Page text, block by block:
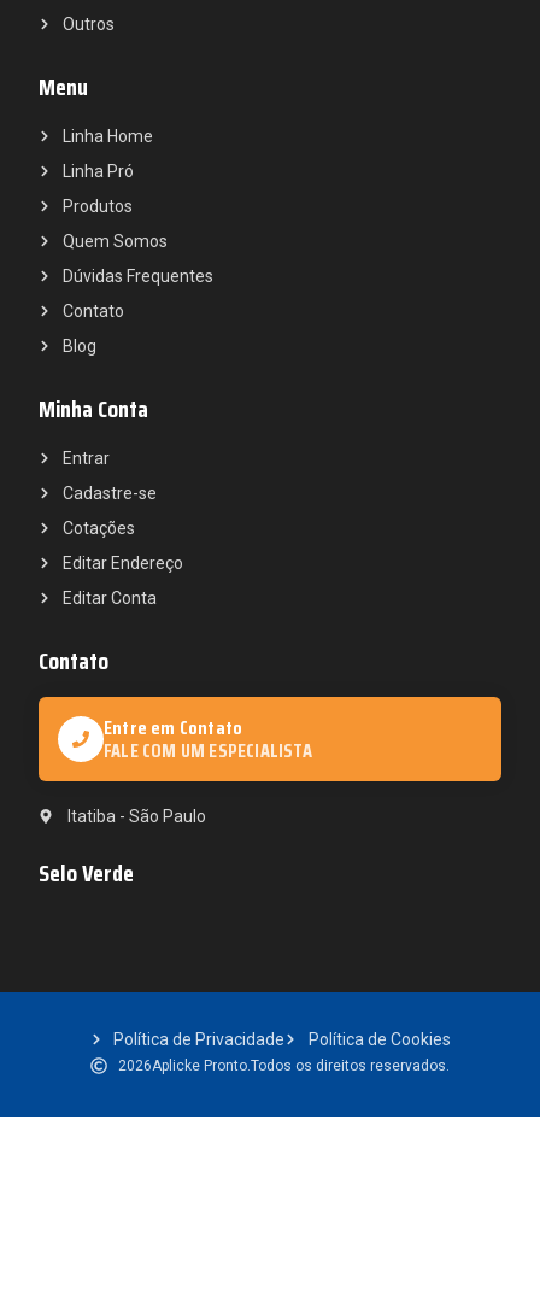
Outros
Menu
Linha Home
Linha Pró
Produtos
Quem Somos
Dúvidas Frequentes
Contato
Blog
Minha Conta
Entrar
Cadastre-se
Cotações
Editar Endereço
Editar Conta
Contato
Entre em Contato
FALE COM UM ESPECIALISTA
Itatiba - São Paulo
Selo Verde
Política de Privacidade Política de Cookies
2026Aplicke Pronto. Todos os direitos reservados.